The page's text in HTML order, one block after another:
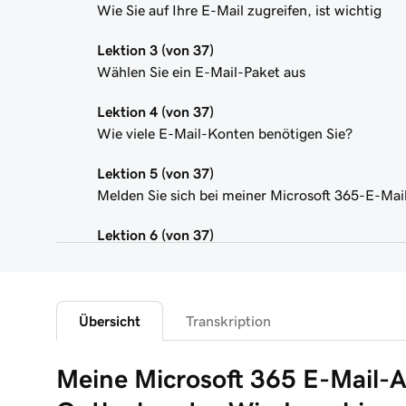
Wie Sie auf Ihre E-Mail zugreifen, ist wichtig
Lektion 3 (von 37)
Wählen Sie ein E-Mail-Paket aus
Lektion 4 (von 37)
Wie viele E-Mail-Konten benötigen Sie?
Lektion 5 (von 37)
Melden Sie sich bei meiner Microsoft 365-E-
Lektion 6 (von 37)
Senden Sie mir eine Test-E-Mail
Meine Microsoft 365 E-Mail-Adresse zu Outlook
hinzufügen
Übersicht Transkription
Meine Microsoft 365 E-Mail-